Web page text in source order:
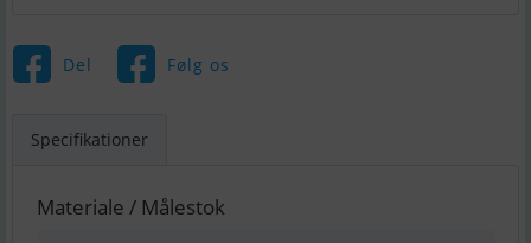
Del Følg os
Specifikationer
Materiale / Målestok